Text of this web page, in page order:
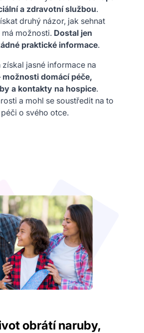
a zdravotní službou.
druhý názor, jak sehnat
možnosti. Dostal jen
praktické informace.
získal jasné informace na
možnosti domácí péče,
a kontakty na hospice.
a mohl se soustředit na to
o svého otce.
obrátí naruby,